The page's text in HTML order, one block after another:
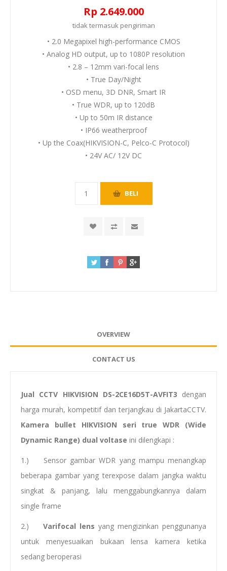
Rp 2.649.000
tidak termasuk pengiriman
• 2.0 Megapixel high-performance CMOS
• Analog HD output, up to 1080P resolution
• 2.8 – 12mm vari-focal lens
• True Day/Night
• OSD menu, 3D DNR, Smart IR
• True WDR, up to 120dB
• Up to 50m IR distance
• IP66 weatherproof
• Up the Coax(HIKVISION-C, Pelco-C Protocol)
• 24V AC/ 12V DC
OVERVIEW
CONTACT US
Jual CCTV HIKVISION DS-2CE16D5T-AVFIT3 dengan
harga murah, kompetitif dan terjangkau di JakartaCCTV.
Kamera bullet HIKVISION
seri true WDR (Wide
Dynamic Range) dual voltase ini dilengkapi :
1.) Sensor gambar WDR yang mampu menangkap
beberapa gambar yang terexpose dalam jangka waktu
singkat & panjang, lalu menggabungkannya dalam
single frame
2.) Varifocal lens yang mengizinkan penggunanya
untuk menyesuaikan bukaan lensa kamera ketika
sedang beroperasi